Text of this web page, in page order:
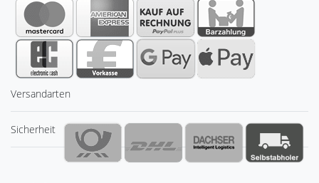
Versandarten
Sicherheit